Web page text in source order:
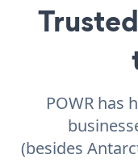
POWR has
(besides